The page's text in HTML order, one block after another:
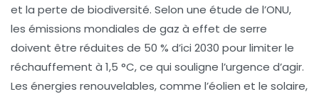
et la perte de biodiversité. Selon une étude de l’ONU,
les émissions mondiales de gaz à effet de serre
doivent être réduites de 50 % d’ici 2030 pour limiter le
réchauffement à 1,5 °C, ce qui souligne l’urgence d’agir.
Les énergies renouvelables, comme l’éolien et le solaire,